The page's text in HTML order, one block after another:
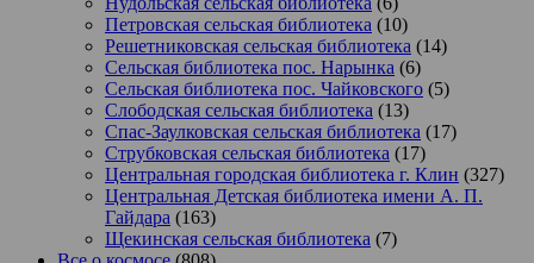
Петровская сельская библиотека (10)
Решетниковская сельская библиотека (14)
Сельская библиотека пос. Нарынка (6)
Сельская библиотека пос. Чайковского (5)
Слободская сельская библиотека (13)
Спас-Заулковская сельская библиотека (17)
Струбковская сельская библиотека (17)
Центральная городская библиотека г. Клин (327)
Центральная Детская библиотека имени А. П.
Гайдара (163)
Щекинская сельская библиотека (7)